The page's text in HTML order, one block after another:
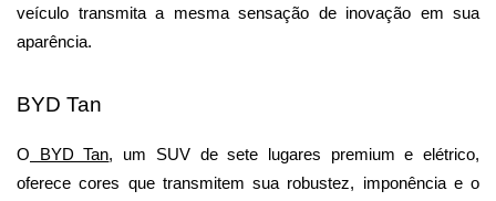
veículo transmita a mesma sensação de inovação em sua
aparência.
BYD Tan
O BYD Tan, um SUV de sete lugares premium e elétrico,
oferece cores que transmitem sua robustez, imponência e o